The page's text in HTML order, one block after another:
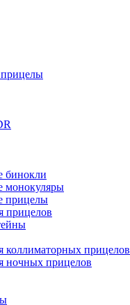
бинокли
монокуляры
прицелы
прицелов
прицелов
ночных прицелов